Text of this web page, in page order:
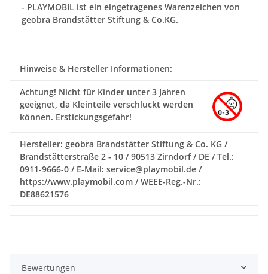
- PLAYMOBIL ist ein eingetragenes Warenzeichen von
geobra Brandstätter Stiftung & Co.KG.
Hinweise & Hersteller Informationen:
Achtung! Nicht für Kinder unter 3 Jahren
geeignet, da Kleinteile verschluckt werden
können. Erstickungsgefahr!
Hersteller: geobra Brandstätter Stiftung & Co. KG /
Brandstätterstraße 2 - 10 / 90513 Zirndorf / DE / Tel.:
0911-9666-0 / E-Mail: service@playmobil.de /
https://www.playmobil.com / WEEE-Reg.-Nr.:
DE88621576
Bewertungen